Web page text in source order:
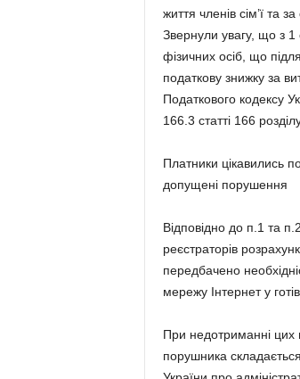
життя членів сім’ї та
Звернули увагу, що з 1
фізичних осіб, що
податкову знижку за
Податкового кодексу
166.3 статті 166
Платники цікавились
допущені порушення
Відповідно до п.1 та
реєстраторів
передбачено
мережу Інтернет у
При недотриманні цих
порушника